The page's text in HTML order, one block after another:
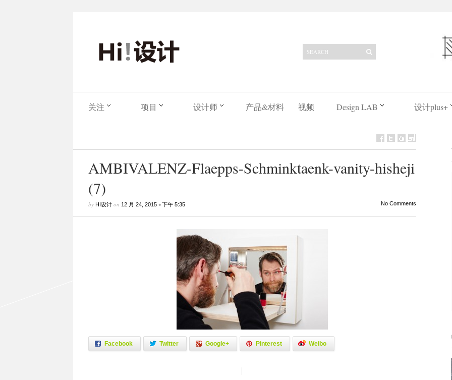
关注 项目 设计师 产品&材料 视频 Design LAB 设计plus+
AMBIVALENZ-Flaepps-Schminktaenk-vanity-hisheji
(7)
by HI设计on 12 月 24, 2015•下午 5:35 No Comments
Facebook Twitter Google+ Pinterest Weibo